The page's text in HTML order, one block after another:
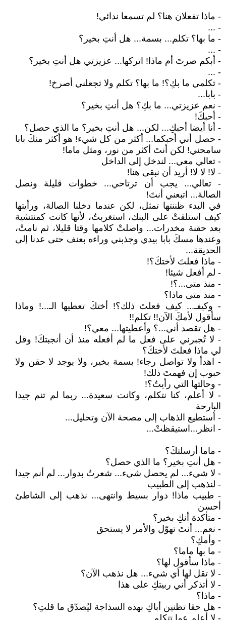
- ماذا تفعلان هنا؟ لم تسمعا ندائي!
- ...
- ما بها؟ تكلم... بسمة... هل أنتِ بخير؟
- ...
- أبكم صرتَ أم ماذا! اتركها... عزيزتي هل أنتِ بخير؟
- ...
- تكلمي ما بكِ؟! ما بها؟ تكلم ولا تجعلني أصرخ!
- بابا...
- نعم عزيزتي... ما بكِ؟ هل أنتِ بخير؟
- أحبكَ!
- أنا أيضا أحبكِ... لكن... هل أنتِ بخير؟ ما الذي حصل؟
- حصل أني أحبكما... أكثر من كل شيء! هو أكثر منكَ بابا
سامحني! لكن أنتَ أكثر من نور، ومثل ماما!
- تعالي معي... لندخل إلى الداخل
- لا! لا لا! أريد أن نبقى هنا!
- تعالي... يجب أن ترتاحي... خطوات قليلة ونصل
الصالة... اتبعني أنتَ!
في البدء ظننتها تمثل، لكن عندما دخلنا الصالة، ورأيتها
كيف استلقتْ على البنك، استغربتُ، لأنها كانت كمنتشية
بعد حقنة مخدرات... واصلتْ كلامها وقتا قليلا، ثم نامتْ،
وعندها مسكَ بابا بيدي وجذبني وراءه بعنف حتى عدنا إلى
الحديقة...
- ماذا فعلتَ لأختكَ؟!
- لم أفعل شيئا!
- منذ متى...؟!
- منذ متى ماذا؟
- وكيفـ... كيف فعلتَ ذلك؟! أختكَ تعطيها الـ...! وماذا
سأقول لأمكَ الآن!! تكلم!!
- هل تقصد أني...؟ وأعطيتها... معي؟!
- لا تُجبرني على فعل ما لم أفعله منذ أن أنجبتكَ! وقل
لي ماذا فعلتَ لأختكَ؟
- اهدأ ولا تواصل رجاء! بسمة بخير، ولا يوجد لا حقن ولا
حبوب إن فهمتَ ذلك!
- وحالتها التي رأيتُ؟!
- لا أعلم، كنا نتكلم، وكانت سعيدة... ربما لم تنم جيدا
البارحة
- أستطيع الذهاب إلى مصحة الآن وتحليل...
- انظر...استيقظتْ...
- ماما أرسلتكَ؟
- هل أنتِ بخير؟ ما الذي حصل؟
- لا شيء... لم يحصل شيء... شعرتُ بدوار... لم أنم جيدا
- لنذهب إلى الطبيب
- طبيب ماذا! دوار بسيط وانتهى... نذهب إلى الشاطئ
أحسن
- متأكدة أنكِ بخير؟
- نعم... أنتَ تهوّل والأمر لا يستحق
- وأمكِ؟
- ما بها ماما؟
- ماذا سأقول لها؟
- لا تقل لها أي شيء... هل نذهب الآن؟
- لا أتذكر أني ربيتكِ على هذا
- ماذا؟
- هل حقا تظنين أباكِ بهذه السذاجة ليُصدّق ما قلتِ؟